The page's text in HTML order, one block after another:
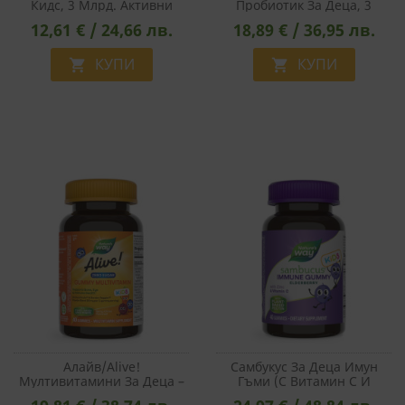
Кидс, 3 Млрд. Активни
Пробиотици, 30 Дъвчащи
Таблетки С Вкус На Череша
+ Подарък Гривна
12,61 € / 24,66 лв.
 КУПИ
Пробиотик За Деца, 3
Млрд. CFU, 60 Дъвчащи
Таблетки С Вкус На Череша
18,89 € / 36,95 лв.
 КУПИ
Алайв/Alive!
Мултивитамини За Деца –
Имунна Защита И
Самбукус За Деца Имун
Гъми (с Витамин С И
Цинк), 40 Желирани
СТАТИСТИЧЕСКИ